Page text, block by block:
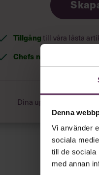
Denna
Vi använder
sociala
till de sociala
med annan
Tillgångtill våra låsta
Chefs nyhetsbrev
Dina uppgifter delas